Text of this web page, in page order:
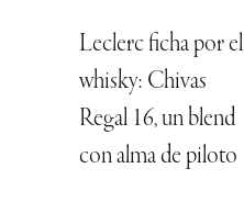
Leclerc ficha por el
whisky: Chivas
Regal 16, un blend
con alma de piloto